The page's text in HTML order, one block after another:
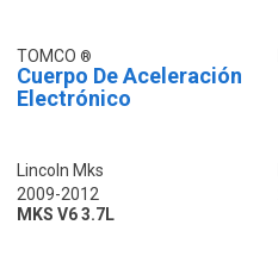
TOMCO
Cuerpo De Aceleración
Electrónico
Lincoln Mks
2009-2012
MKS V6 3.7L